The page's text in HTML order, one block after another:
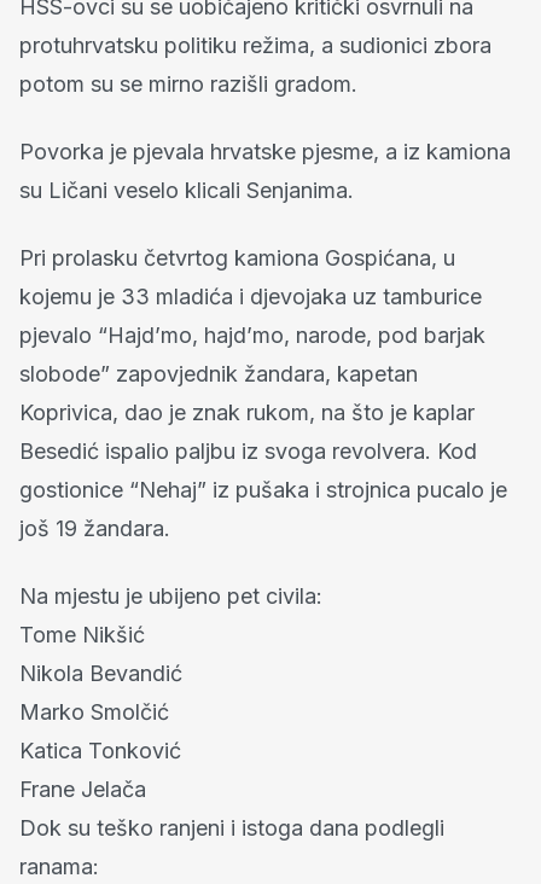
HSS-ovci su se uobičajeno kritički osvrnuli na
protuhrvatsku politiku režima, a sudionici zbora
potom su se mirno razišli gradom.
Povorka je pjevala hrvatske pjesme, a iz kamiona
su Ličani veselo klicali Senjanima.
Pri prolasku četvrtog kamiona Gospićana, u
kojemu je 33 mladića i djevojaka uz tamburice
pjevalo “Hajd’mo, hajd’mo, narode, pod barjak
slobode” zapovjednik žandara, kapetan
Koprivica, dao je znak rukom, na što je kaplar
Besedić ispalio paljbu iz svoga revolvera. Kod
gostionice “Nehaj” iz pušaka i strojnica pucalo je
još 19 žandara.
Na mjestu je ubijeno pet civila:
Tome Nikšić
Nikola Bevandić
Marko Smolčić
Katica Tonković
Frane Jelača
Dok su teško ranjeni i istoga dana podlegli
ranama: